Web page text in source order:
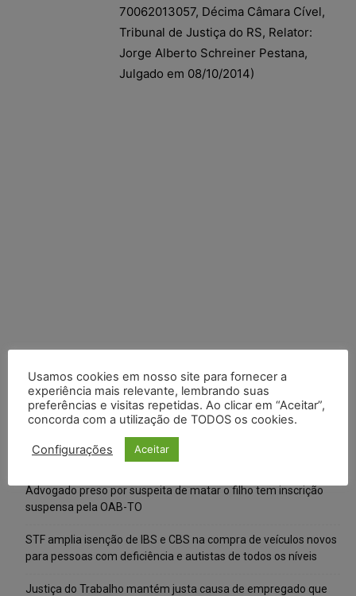
70062013057, Décima Câmara Cível,
Tribunal de Justiça do RS, Relator:
Jorge Alberto Schreiner Pestana,
Julgado em 08/10/2014)
Posts Recentes
Composição da taxa de juros
Meta é alvo de denúncia após anúncios com conteúdo sexual
infantil gerado por IA circularem em suas plataformas
Advogado preso por suspeita de matar o filho tem inscrição
suspensa pela OAB-TO
STF amplia isenção de IBS e CBS na compra de veículos novos
para pessoas com deficiência e autistas de todos os níveis
Justiça do Trabalho mantém justa causa de empregado que
Usamos cookies em nosso site para fornecer a
experiência mais relevante, lembrando suas
preferências e visitas repetidas. Ao clicar em “Aceitar”,
concorda com a utilização de TODOS os cookies.
Configurações Aceitar